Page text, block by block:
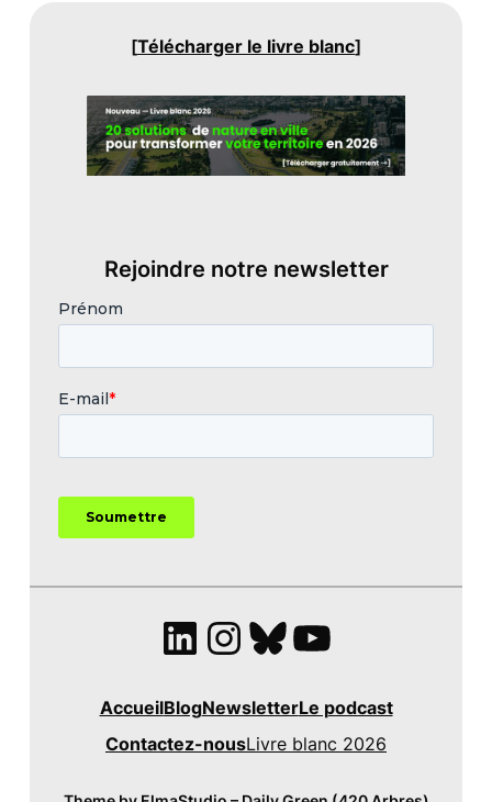
[Télécharger le livre blanc]
Rejoindre notre newsletter
LinkedIn
Instagram
BlueskyYouTube
AccueilBlogNewsletterLe podcast
Contactez-nousLivre blanc 2026